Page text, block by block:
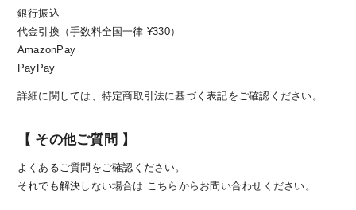
銀行振込
代金引換（手数料全国一律 ¥330）
AmazonPay
PayPay
詳細に関しては、 特定商取引法に基づく表記をご確認ください。
【 その他ご質問 】
よくあるご質問 をご確認ください。
それでも解決しない場合は こちら からお問い合わせください。